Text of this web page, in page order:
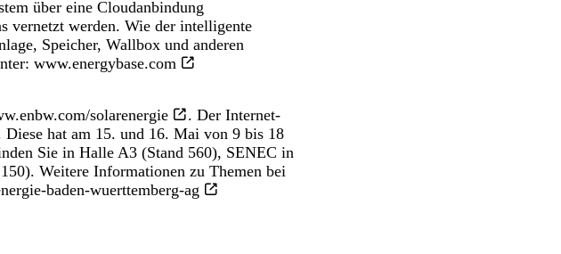
über eine Cloudanbindung
vernetzt werden. Wie der intelligente
Speicher, Wallbox und anderen
www.energybase.com
solarenergie
. Der Internet-
Diese hat am 15. und 16. Mai von 9 bis 18
Sie in Halle A3 (Stand 560), SENEC in
Weitere Informationen zu Themen bei
baden-wuerttemberg-ag